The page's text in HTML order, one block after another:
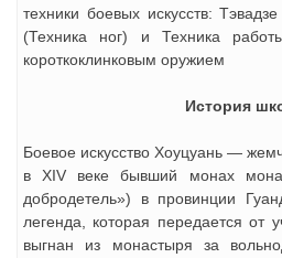
техники боевых искусств:
(Техника ног) и Техника
короткоклинковым оружием
История
Боевое искусство Хоуцуань —
в ХIV веке бывший монах
добродетель») в провинции
легенда, которая передается от
выгнан из монастыря за